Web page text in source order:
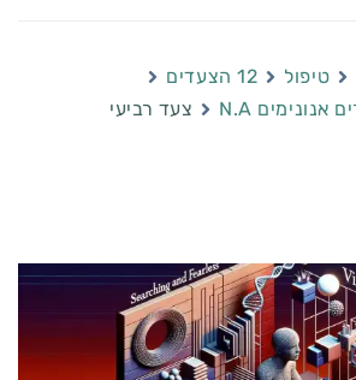
טיפול
12 הצעדים
צעד רביעי